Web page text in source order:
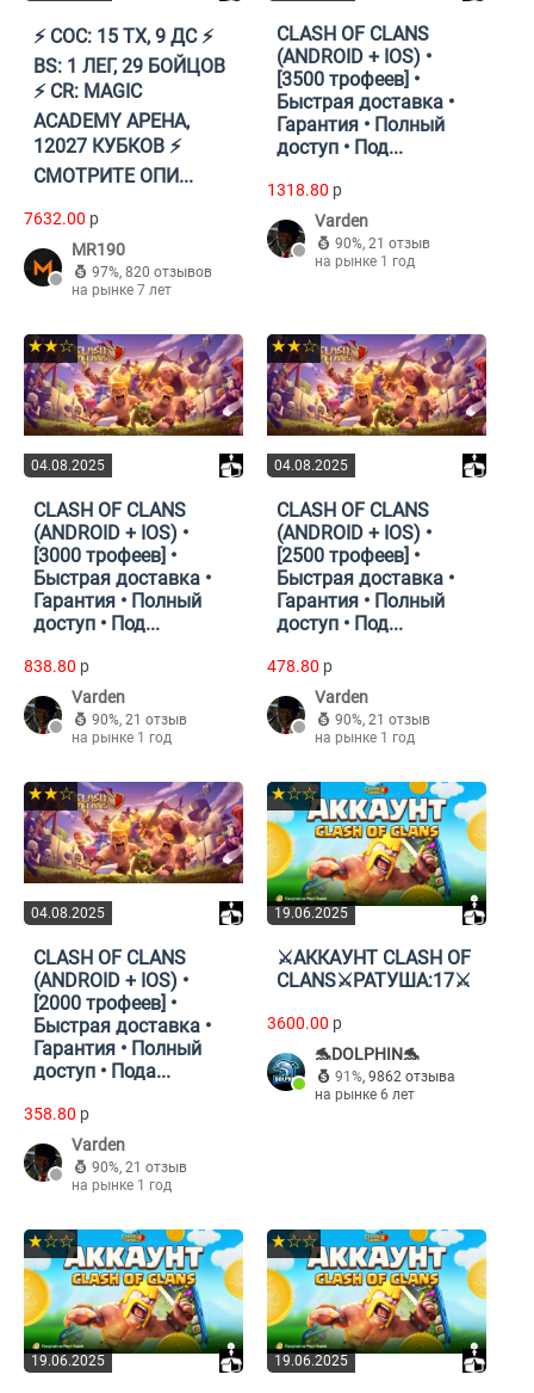
⚡️ COC: 15 ТХ, 9 ДС ⚡️
BS: 1 ЛЕГ, 29 БОЙЦОВ
⚡️ CR: MAGIC
ACADEMY АРЕНА,
12027 КУБКОВ ⚡️
СМОТРИТЕ ОПИ...
7632.00 p
MR190
97%, 820 отзывов
на рынке 7 лет
CLASH OF CLANS
(ANDROID + IOS) •
[3500 трофеев] •
Быстрая доставка •
Гарантия • Полный
доступ • Под...
1318.80 p
Varden
90%, 21 отзыв
на рынке 1 год
04.08.2025
★★☆
CLASH OF CLANS
(ANDROID + IOS) •
[3000 трофеев] •
Быстрая доставка •
Гарантия • Полный
доступ • Под...
838.80 p
Varden
90%, 21 отзыв
на рынке 1 год
04.08.2025
★★☆
CLASH OF CLANS
(ANDROID + IOS) •
[2500 трофеев] •
Быстрая доставка •
Гарантия • Полный
доступ • Под...
478.80 p
Varden
90%, 21 отзыв
на рынке 1 год
04.08.2025
★★☆
CLASH OF CLANS
(ANDROID + IOS) •
[2000 трофеев] •
Быстрая доставка •
Гарантия • Полный
доступ • Пода...
358.80 p
Varden
90%, 21 отзыв
на рынке 1 год
19.06.2025
★☆☆
⚔️АККАУНТ CLASH OF
CLANS⚔️РАТУША:17⚔️
3600.00 p
🐬DOLPHIN🐬
91%, 9862 отзыва
на рынке 6 лет
19.06.2025
★☆☆
19.06.2025
★☆☆